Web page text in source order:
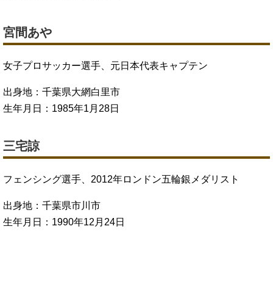
宮間あや
女子プロサッカー選手、元日本代表キャプテン
出身地：千葉県大網白里市
生年月日：1985年1月28日
三宅諒
フェンシング選手、2012年ロンドン五輪銀メダリスト
出身地：千葉県市川市
生年月日：1990年12月24日